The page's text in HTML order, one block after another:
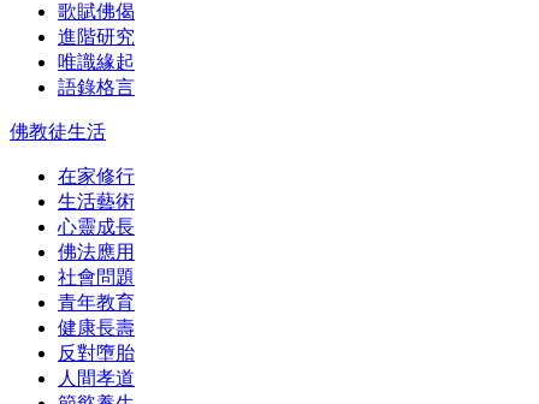
歌賦佛偈
進階研究
唯識緣起
語錄格言
佛教徒生活
在家修行
生活藝術
心靈成長
佛法應用
社會問題
青年教育
健康長壽
反對墮胎
人間孝道